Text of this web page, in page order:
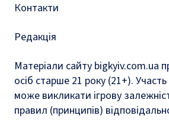
Контакти
Редакція
Матеріали сайту bigkyiv.com.ua
осіб старше 21 року (21+). Участь
може викликати ігрову
правил (принципів)